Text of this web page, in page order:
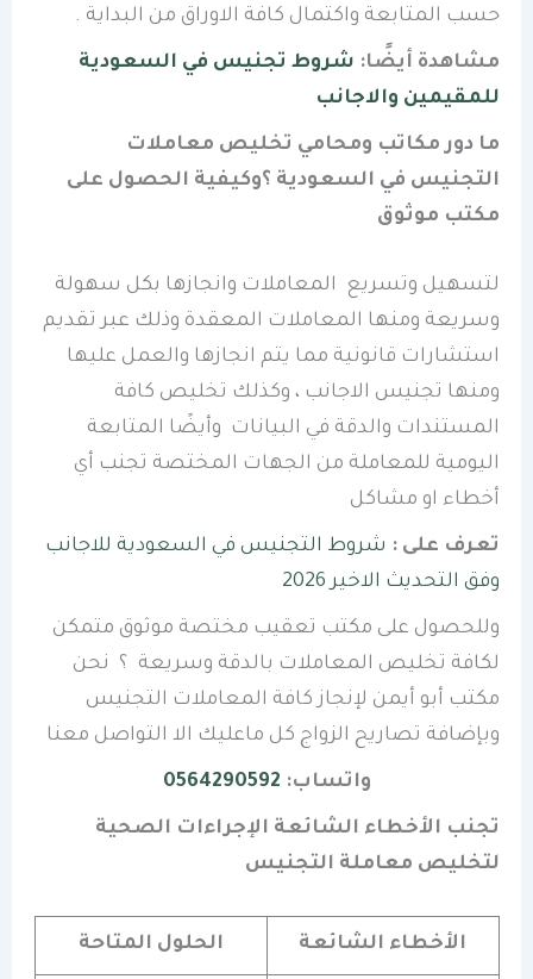
حسب المتابعة واكتمال كافة الاوراق من البداية .
مشاهدة أيضًا: شروط تجنيس في السعودية
للمقيمين والاجانب
ما دور مكاتب ومحامي تخليص معاملات
التجنيس في السعودية ؟وكيفية الحصول على
مكتب موثوق
لتسهيل وتسريع المعاملات وانجازها بكل سهولة
وسريعة ومنها المعاملات المعقدة وذلك عبر تقديم
استشارات قانونية مما يتم انجازها والعمل عليها
ومنها تجنيس الاجانب ، وكذلك تخليص كافة
المستندات والدقة في البيانات وأيضًا المتابعة
اليومية للمعاملة من الجهات المختصة تجنب أي
أخطاء او مشاكل
تعرف على : شروط التجنيس في السعودية للاجانب
وفق التحديث الاخير 2026
وللحصول على مكتب تعقيب مختصة موثوق متمكن
لكافة تخليص المعاملات بالدقة وسريعة ؟ نحن
مكتب أبو أيمن لإنجاز كافة المعاملات التجنيس
وبإضافة تصاريح الزواج كل ماعليك الا التواصل معنا
واتساب: 0564290592
تجنب الأخطاء الشائعة الإجراءات الصحية
لتخليص معاملة التجنيس
الأخطاء الشائعة الحلول المتاحة